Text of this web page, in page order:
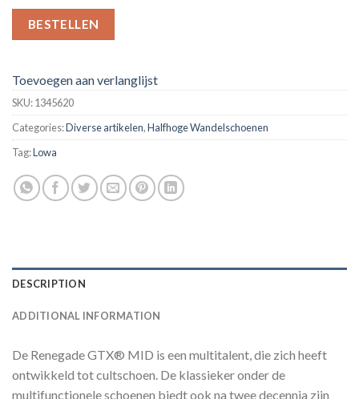
BESTELLEN
Toevoegen aan verlanglijst
SKU:1345620
Categories:Diverse artikelen,Halfhoge Wandelschoenen
Tag:Lowa
DESCRIPTION
ADDITIONAL INFORMATION
De Renegade GTX® MID is een multitalent, die zich heeft
ontwikkeld tot cultschoen. De klassieker onder de
multifunctionele schoenen biedt ook na twee decennia zijn